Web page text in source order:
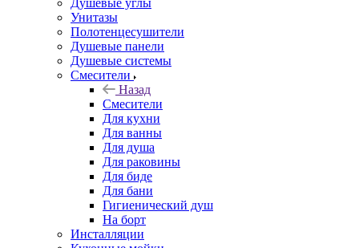
Душевые углы
Унитазы
Полотенцесушители
Душевые панели
Душевые системы
Смесители
Назад
Смесители
Для кухни
Для ванны
Для душа
Для раковины
Для биде
Для бани
Гигиенический душ
На борт
Инсталляции